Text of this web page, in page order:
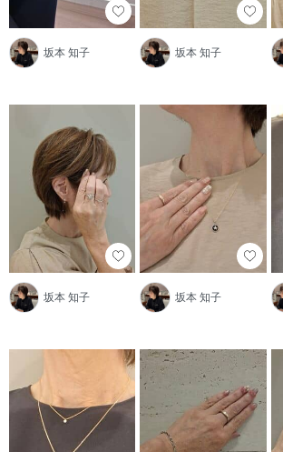
坂本 知子 坂本 知子
坂本 知子 坂本 知子